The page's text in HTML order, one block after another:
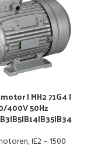
| MH2 71G4 |
400V 50Hz
,IE2 – 1500